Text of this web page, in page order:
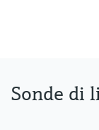
Densità
Sonde di